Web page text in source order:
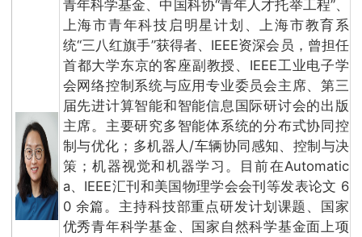
青年科学基金、中国科协“青年人才托举工程”、
上海市青年科技启明星计划、上海市教育系
统“三八红旗手”获得者、IEEE资深会员，曾担任
首都大学东京的客座副教授、IEEE工业电子学
会网络控制系统与应用专业委员会主席、第三
届先进计算智能和智能信息国际研讨会的出版
主席。主要研究多智能体系统的分布式协同控
制与优化；多机器人/车辆协同感知、控制与决
策；机器视觉和机器学习。目前在Automatic
a、IEEE汇刊和美国物理学会会刊等发表论文 6
0 余篇。主持科技部重点研发计划课题、国家
优秀青年科学基金、国家自然科学基金面上项